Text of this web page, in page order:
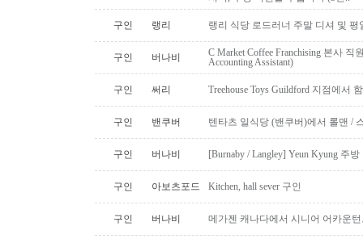
구인 랭리 랭리 식당 로드러너 주말 디셔 및
구인 버나비
C Market Coffee Franchising 본사 직
Accounting Assistant)
구인 써리 Treehouse Toys Guildford 지점에서
구인 밴쿠버 텐타츠 일식당 (밴쿠버)에서 롤맨 /
구인 버나비 [Burnaby / Langley] Yeun Kyung 주
구인 아보츠포드 Kitchen, hall sever 구인
구인 버나비 메가젠 캐나다에서 시니어 어카운